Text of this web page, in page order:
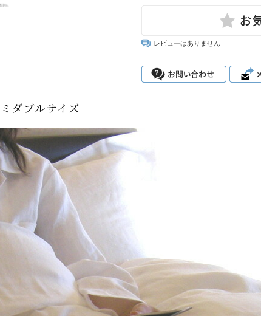
レビューはありません
ダブルサイズ